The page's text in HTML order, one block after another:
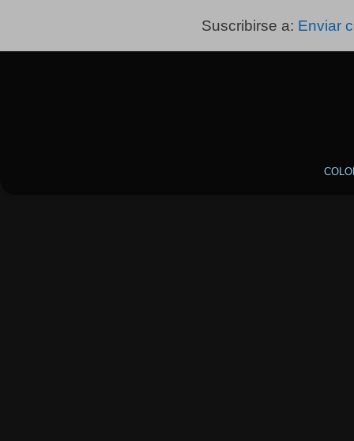
Suscribirse a: Enviar